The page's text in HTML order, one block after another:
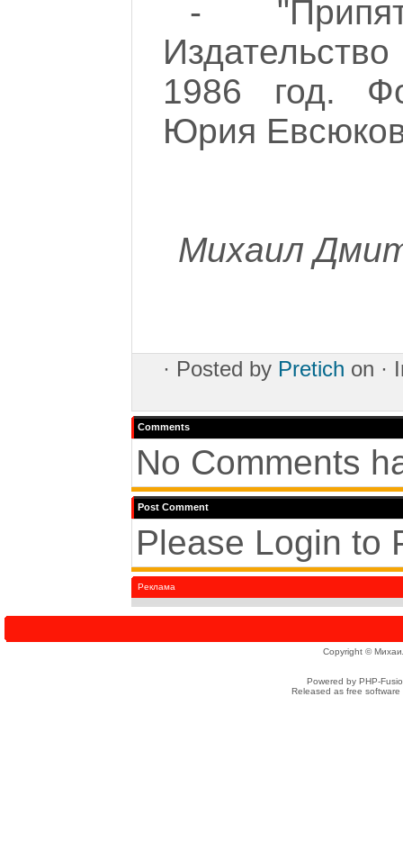
-
1986 год.
Юрия
Михаил
· Posted by Pretich on ·
Comments
No Comments
Post Comment
Please Login to
Реклама
Copyright ©
Powered by PHP-
Released as free